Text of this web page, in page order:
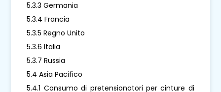
5.3.3 Germania
5.3.4 Francia
5.3.5 Regno Unito
5.3.6 Italia
5.3.7 Russia
5.4 Asia Pacifico
5.4.1 Consumo di pretensionatori per cinture di